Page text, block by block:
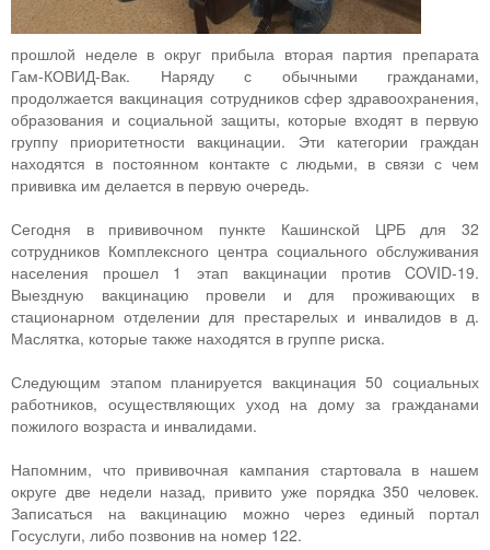
прошлой неделе в округ прибыла вторая партия препарата
Гам-КОВИД-Вак. Наряду с обычными гражданами,
продолжается вакцинация сотрудников сфер здравоохранения,
образования и социальной защиты, которые входят в первую
группу приоритетности вакцинации. Эти категории граждан
находятся в постоянном контакте с людьми, в связи с чем
прививка им делается в первую очередь.
Сегодня в прививочном пункте Кашинской ЦРБ для 32
сотрудников Комплексного центра социального обслуживания
населения прошел 1 этап вакцинации против COVID-19.
Выездную вакцинацию провели и для проживающих в
стационарном отделении для престарелых и инвалидов в д.
Маслятка, которые также находятся в группе риска.
Следующим этапом планируется вакцинация 50 социальных
работников, осуществляющих уход на дому за гражданами
пожилого возраста и инвалидами.
Напомним, что прививочная кампания стартовала в нашем
округе две недели назад, привито уже порядка 350 человек.
Записаться на вакцинацию можно через единый портал
Госуслуги, либо позвонив на номер 122.